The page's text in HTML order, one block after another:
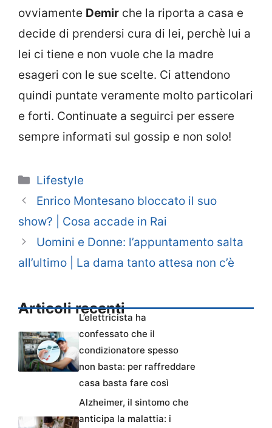
ovviamente Demir che la riporta a casa e
decide di prendersi cura di lei, perchè lui a
lei ci tiene e non vuole che la madre
esageri con le sue scelte. Ci attendono
quindi puntate veramente molto particolari
e forti. Continuate a seguirci per essere
sempre informati sul gossip e non solo!
Categorie
Lifestyle
Enrico Montesano bloccato il suo
show? | Cosa accade in Rai
Uomini e Donne: l’appuntamento salta
all’ultimo | La dama tanto attesa non c’è
Articoli recenti
L’elettricista ha
confessato che il
condizionatore spesso
non basta: per raffreddare
casa basta fare così
Alzheimer, il sintomo che
anticipa la malattia: i